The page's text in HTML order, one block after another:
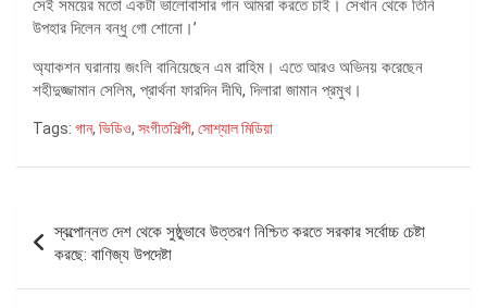
সেই সময়ের মতো একটা ভালোবাসার গান আমরা করতে চাই। সেখান থেকে তিনি
উপহার দিলেন বন্ধু গো শোনো।’
অ্যাকশন ঘরানায় জংলি বানিয়েছেন এম রাহিম। এতে আরও অভিনয় করেছেন
শহীদুজ্জামান সেলিম, প্রার্থনা ফারদিন দীঘি, দিলারা জামান প্রমুখ।
Tags: গান, ভিডিও, সংগীতশিল্পী, সোশ্যাল মিডিয়া
ন্যাভিগেশন
স্বল্পোন্নত দেশ থেকে সুষ্ঠুভাবে উত্তরণ নিশ্চিত করতে সরকার সর্বোচ্চ চেষ্টা
করছে: বাণিজ্য উপদেষ্টা